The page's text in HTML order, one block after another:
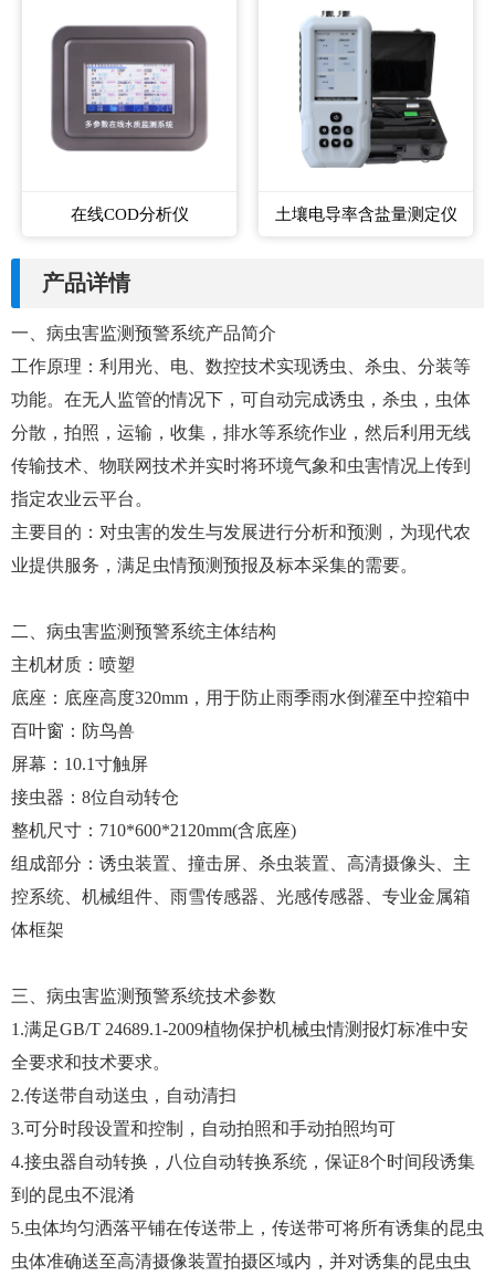
在线COD分析仪 土壤电导率含盐量测定仪
产品详情
一、病虫害监测预警系统产品简介
工作原理：利用光、电、数控技术实现诱虫、杀虫、分装等
功能。在无人监管的情况下，可自动完成诱虫，杀虫，虫体
分散，拍照，运输，收集，排水等系统作业，然后利用无线
传输技术、物联网技术并实时将环境气象和虫害情况上传到
指定农业云平台。
主要目的：对虫害的发生与发展进行分析和预测，为现代农
业提供服务，满足虫情预测预报及标本采集的需要。
二、病虫害监测预警系统主体结构
主机材质：喷塑
底座：底座高度320mm，用于防止雨季雨水倒灌至中控箱中
百叶窗：防鸟兽
屏幕：10.1寸触屏
接虫器：8位自动转仓
整机尺寸：710*600*2120mm(含底座)
组成部分：诱虫装置、撞击屏、杀虫装置、高清摄像头、主
控系统、机械组件、雨雪传感器、光感传感器、专业金属箱
体框架
三、病虫害监测预警系统技术参数
1.满足GB/T 24689.1-2009植物保护机械虫情测报灯标准中安
全要求和技术要求。
2.传送带自动送虫，自动清扫
3.可分时段设置和控制，自动拍照和手动拍照均可
4.接虫器自动转换，八位自动转换系统，保证8个时间段诱集
到的昆虫不混淆
5.虫体均匀洒落平铺在传送带上，传送带可将所有诱集的昆虫
虫体准确送至高清摄像装置拍摄区域内，并对诱集的昆虫虫